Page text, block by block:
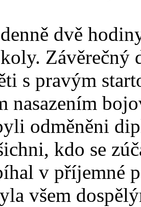
dvě
Závěrečný
s pravým
nasazením
odměněni
kdo se
v příjemné
všem